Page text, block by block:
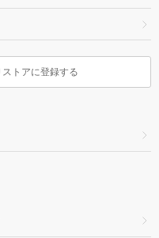
トアに登録する